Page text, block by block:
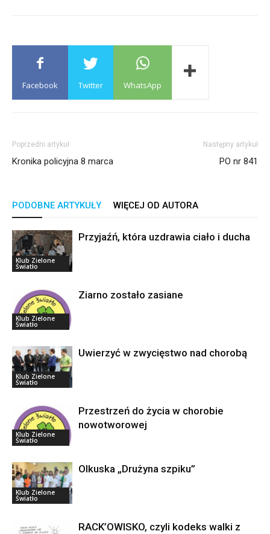
Facebook Twitter WhatsApp
Poprzedni artykuł
Kronika policyjna 8 marca
Następny artykuł
PO nr 841
PODOBNE ARTYKUŁY WIĘCEJ OD AUTORA
Klub Zielone
Światło
Przyjaźń, która uzdrawia ciało i ducha
Klub Zielone
Światło
Ziarno zostało zasiane
Klub Zielone
Światło
Uwierzyć w zwycięstwo nad chorobą
Klub Zielone
Światło
Przestrzeń do życia w chorobie
nowotworowej
Klub Zielone
Światło
Olkuska „Drużyna szpiku”
RACK’OWISKO, czyli kodeks walki z